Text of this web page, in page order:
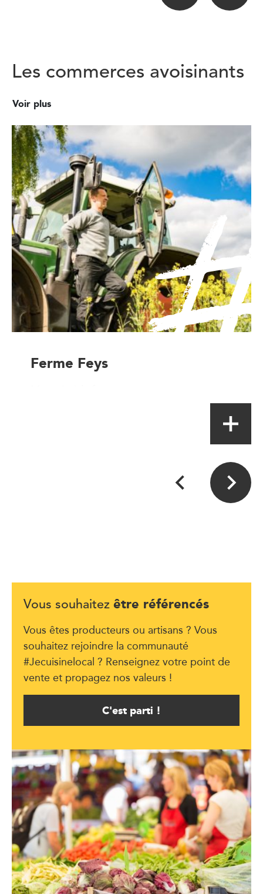
Les commerces avoisinants
Voir plus
Ferme Feys
Vous souhaitez être référencés
Vous êtes producteurs ou artisans ? Vous
souhaitez rejoindre la communauté
#Jecuisinelocal ? Renseignez votre point de
vente et propagez nos valeurs !
C'est parti !